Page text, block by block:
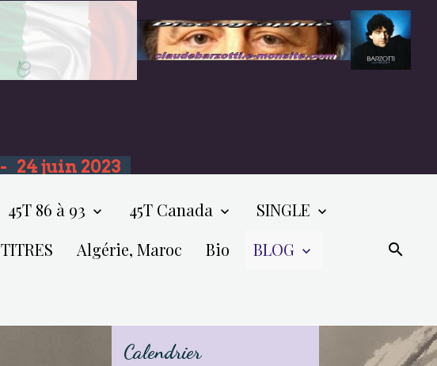
- 24 juin 2023
45T 86 à 93 45T Canada
SINGLE
TITRES Algérie, Maroc Bio
BLOG
Calendrier